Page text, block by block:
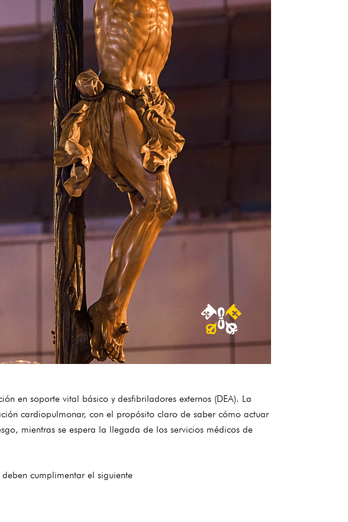
en soporte vital básico y desfibriladores externos (DEA). La
cardiopulmonar, con el propósito claro de saber cómo actuar
mientras se espera la llegada de los servicios médicos de
cumplimentar el siguiente